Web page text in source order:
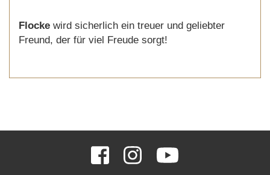
Flocke wird sicherlich ein treuer und geliebter
Freund, der für viel Freude sorgt!
FacebookInstagramYouTube